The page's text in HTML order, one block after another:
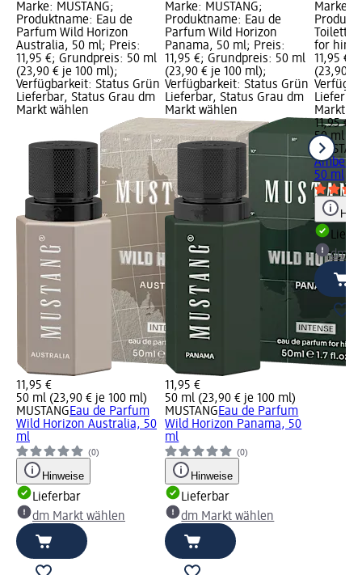
Marke: MUSTANG;
Produktname: Eau de
Parfum Wild Horizon
Australia, 50 ml; Preis:
11,95 €; Grundpreis: 50 ml
(23,90 € je 100 ml);
Verfügbarkeit: Status Grün
Lieferbar, Status Grau dm
Markt wählen
11,95 €
50 ml (23,90 € je 100 ml)
MUSTANGEau de Parfum
Wild Horizon Australia, 50
ml
(0)
Hinweise
Lieferbar
dm Markt wählen
Marke: MUSTANG;
Produktname: Eau de
Parfum Wild Horizon
Panama, 50 ml; Preis:
11,95 €; Grundpreis: 50 ml
(23,90 € je 100 ml);
Verfügbarkeit: Status Grün
Lieferbar, Status Grau dm
Markt wählen
11,95 €
50 ml (23,90 € je 100 ml)
MUSTANGEau de Parfum
Wild Horizon Panama, 50
ml
(0)
Hinweise
Lieferbar
dm Markt wählen
Marke:
Toilette
for him,
11,95 €;
(23,90 €
Markt
11,95 €
50 ml
Amber
50 ml
dm